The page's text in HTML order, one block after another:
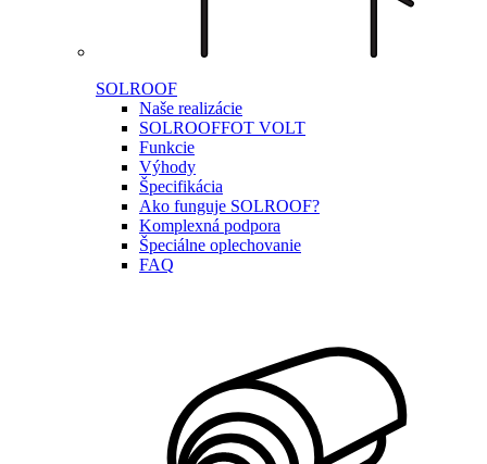
SOLROOF
Naše realizácie
SOLROOFFOT VOLT
Funkcie
Výhody
Špecifikácia
Ako funguje SOLROOF?
Komplexná podpora
Špeciálne oplechovanie
FAQ